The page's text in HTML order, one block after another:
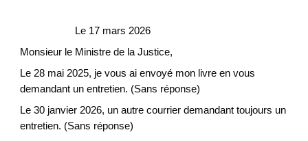
Le 17 mars 2026
Monsieur le Ministre de la Justice,
Le 28 mai 2025, je vous ai envoyé mon livre en vous
demandant un entretien. (Sans réponse)
Le 30 janvier 2026, un autre courrier demandant toujours un
entretien. (Sans réponse)